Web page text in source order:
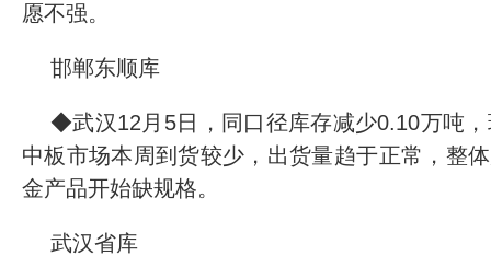
愿不强。
邯郸东顺库
◆武汉12月5日，同口径库存减少0.10万吨
中板市场本周到货较少，出货量趋于正常，整
金产品开始缺规格。
武汉省库